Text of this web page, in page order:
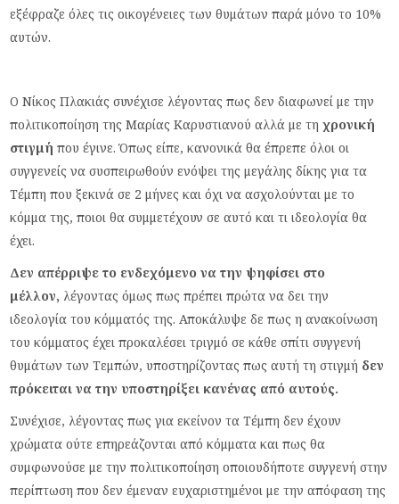
εξέφραζε όλες τις οικογένειες των θυμάτων παρά μόνο το 10%
αυτών.
Ο Νίκος Πλακιάς συνέχισε λέγοντας πως δεν διαφωνεί με την
πολιτικοποίηση της Μαρίας Καρυστιανού αλλά με τηχρονική
στιγμή που έγινε. Όπως είπε, κανονικά θα έπρεπε όλοι οι
συγγενείς να συσπειρωθούν ενόψει της μεγάλης δίκης για τα
Τέμπη που ξεκινά σε 2 μήνες και όχι να ασχολούνται με το
κόμμα της, ποιοι θα συμμετέχουν σε αυτό και τι ιδεολογία θα
έχει.
Δεν απέρριψε το ενδεχόμενο να την ψηφίσει στο
μέλλον, λέγοντας όμως πως πρέπει πρώτα να δει την
ιδεολογία του κόμματός της. Αποκάλυψε δε πως η ανακοίνωση
του κόμματος έχει προκαλέσει τριγμό σε κάθε σπίτι συγγενή
θυμάτων των Τεμπών, υποστηρίζοντας πως αυτή τη στιγμή δεν
πρόκειται να την υποστηρίξει κανένας από αυτούς.
Συνέχισε, λέγοντας πως για εκείνον τα Τέμπη δεν έχουν
χρώματα ούτε επηρεάζονται από κόμματα και πως θα
συμφωνούσε με την πολιτικοποίηση οποιουδήποτε συγγενή στην
περίπτωση που δεν έμεναν ευχαριστημένοι με την απόφαση της